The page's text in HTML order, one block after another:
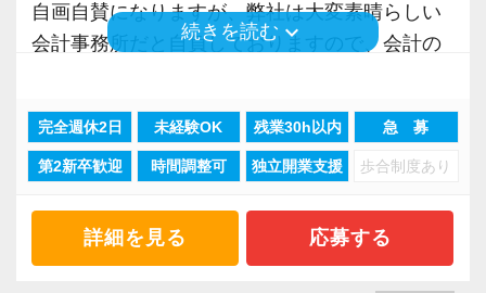
駒込駅から徒歩2分という抜群の立地にある、快
安定した環境で、私たちと一緒に新しい一歩を
踏み出しませんか？あなたからのご応募を、所
員一同、心より楽しみにしています！
（３）コミュニケーション抜群の明るい仲間
２０代～５０代が１/４ずつ在籍する、バ
チームワークを大事にし、皆で楽しく働
けることを第一に考えています。
チームの雰囲気を盛り上げてくれる明る
い方、大歓迎です！
自画自賛になりますが、弊社は大変素晴らしい
会計事務所だと自負しておりますので、会計の
を検討していただければと思います。
「税理士事務所の働き方を大きく前進」させ
このことを目標に、弊社は理想の職場を作り上
げるために、毎年血の滲むような努力と改善行
続きを読む keyboard_arrow_down
完全週休2日 未経験OK 残業30h以内 急 募
第2新卒歓迎 時間調整可 独立開業支援 歩合制度あり
詳細を見る 応募する